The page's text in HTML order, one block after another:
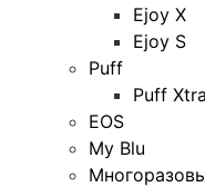
Ejoy X
Ejoy S
Puff
Puff Xtra
EOS
My Blu